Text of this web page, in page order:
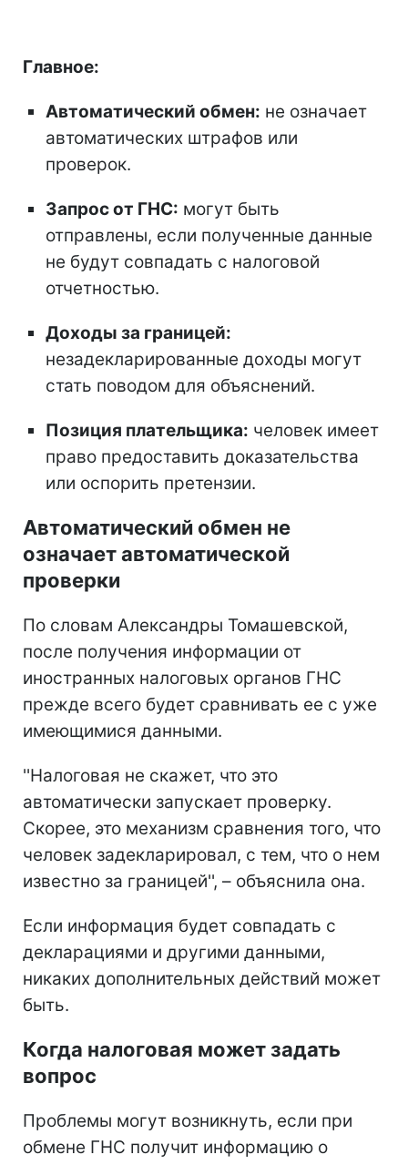
Главное:
Автоматический обмен: не означает
автоматических штрафов или
проверок.
Запрос от ГНС: могут быть
отправлены, если полученные данные
не будут совпадать с налоговой
отчетностью.
Доходы за границей:
незадекларированные доходы могут
стать поводом для объяснений.
Позиция плательщика: человек имеет
право предоставить доказательства
или оспорить претензии.
Автоматический обмен не
означает автоматической
проверки
По словам Александры Томашевской,
после получения информации от
иностранных налоговых органов ГНС
прежде всего будет сравнивать ее с уже
имеющимися данными.
''Налоговая не скажет, что это
автоматически запускает проверку.
Скорее, это механизм сравнения того, что
человек задекларировал, с тем, что о нем
известно за границей'', – объяснила она.
Если информация будет совпадать с
декларациями и другими данными,
никаких дополнительных действий может
быть.
Когда налоговая может задать
вопрос
Проблемы могут возникнуть, если при
обмене ГНС получит информацию о